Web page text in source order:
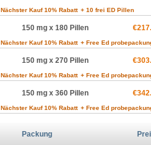
Nächster Kauf 10% Rabatt + 10 frei ED Pillen
150 mg x 180 Pillen
Nächster Kauf 10% Rabatt + Free Ed
150 mg x 270 Pillen
Nächster Kauf 10% Rabatt + Free Ed
150 mg x 360 Pillen
Nächster Kauf 10% Rabatt + Free Ed
Packung